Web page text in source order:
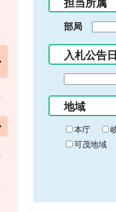
担当所属
部局
入札公告日
の
始
ま
り
地域
本庁
可茂地域